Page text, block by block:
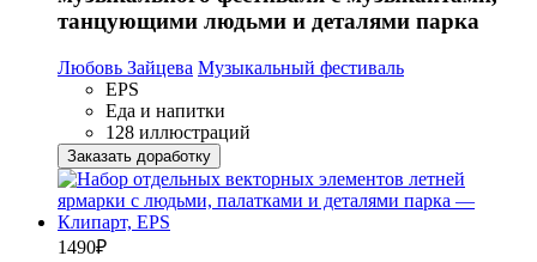
танцующими людьми и деталями парка
Любовь Зайцева Музыкальный фестиваль
EPS
Еда и напитки
128 иллюстраций
Заказать доработку
1490₽